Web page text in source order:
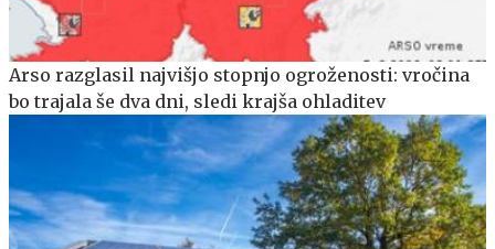
Arso razglasil najvišjo stopnjo ogroženosti: vročina
bo trajala še dva dni, sledi krajša ohladitev